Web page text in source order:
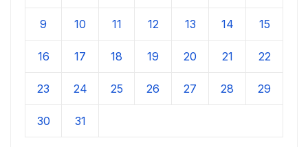
9 10 11 12 13 14 15
16 17 18 19 20 21 22
23 24 25 26 27 28 29
30 31